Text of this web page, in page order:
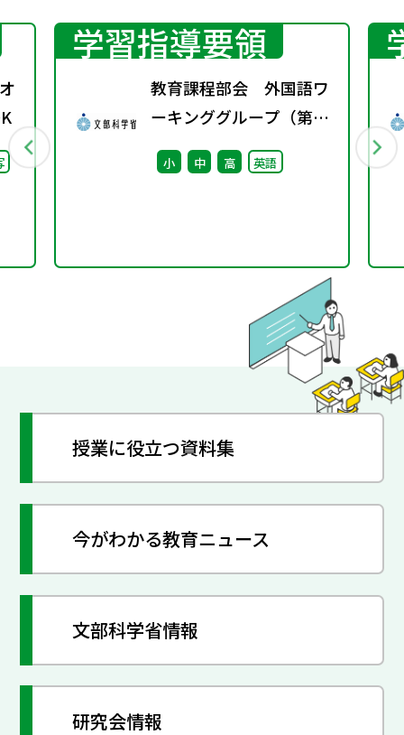
学習指導要領
教育課程部会 外国語ワ
ーキンググループ（第11
回） 配付資料
小 中 高 英語
授業に役立つ資料集
今がわかる教育ニュース
文部科学省情報
研究会情報